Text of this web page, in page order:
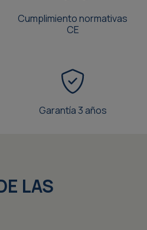
Cumplimiento normativas
CE
Garantía 3 años
LAS